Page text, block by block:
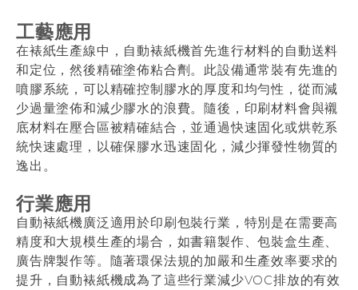
工藝應用
在裱紙生產線中，自動裱紙機首先進行材料的自動送料
和定位，然後精確塗佈粘合劑。此設備通常裝有先進的
噴膠系統，可以精確控制膠水的厚度和均勻性，從而減
少過量塗佈和減少膠水的浪費。隨後，印刷材料會與襯
底材料在壓合區被精確結合，並通過快速固化或烘乾系
統快速處理，以確保膠水迅速固化，減少揮發性物質的
逸出。
行業應用
自動裱紙機廣泛適用於印刷包裝行業，特別是在需要高
精度和大規模生產的場合，如書籍製作、包裝盒生產、
廣告牌製作等。隨著環保法規的加嚴和生產效率要求的
提升，自動裱紙機成為了這些行業減少VOC排放的有效